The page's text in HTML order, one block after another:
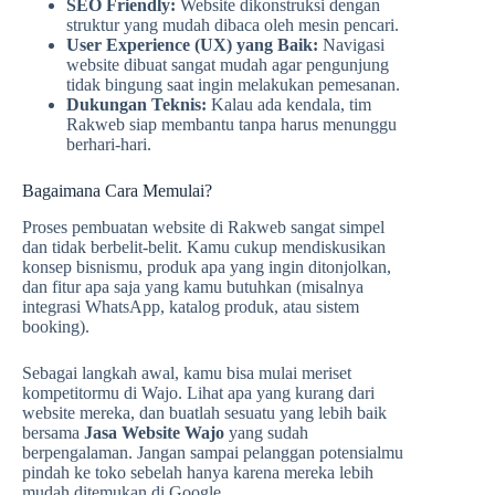
SEO Friendly: Website dikonstruksi dengan
struktur yang mudah dibaca oleh mesin pencari.
User Experience (UX) yang Baik: Navigasi
website dibuat sangat mudah agar pengunjung
tidak bingung saat ingin melakukan pemesanan.
Dukungan Teknis: Kalau ada kendala, tim
Rakweb siap membantu tanpa harus menunggu
berhari-hari.
Bagaimana Cara Memulai?
Proses pembuatan website di Rakweb sangat simpel
dan tidak berbelit-belit. Kamu cukup mendiskusikan
konsep bisnismu, produk apa yang ingin ditonjolkan,
dan fitur apa saja yang kamu butuhkan (misalnya
integrasi WhatsApp, katalog produk, atau sistem
booking).
Sebagai langkah awal, kamu bisa mulai meriset
kompetitormu di Wajo. Lihat apa yang kurang dari
website mereka, dan buatlah sesuatu yang lebih baik
bersama Jasa Website Wajo yang sudah
berpengalaman. Jangan sampai pelanggan potensialmu
pindah ke toko sebelah hanya karena mereka lebih